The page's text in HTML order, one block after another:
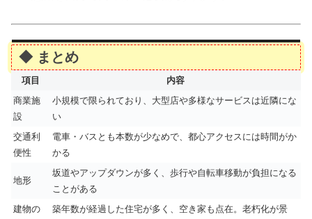
◆ まとめ
項目
内容
商業施
設
小規模で限られており、大型店や多様なサービスは近隣にな
い
交通利
便性
電車・バスとも本数が少なめで、都心アクセスには時間がか
かる
地形
坂道やアップダウンが多く、歩行や自転車移動が負担になる
ことがある
建物の
築年数が経過した住宅が多く、空き家も点在。老朽化が景